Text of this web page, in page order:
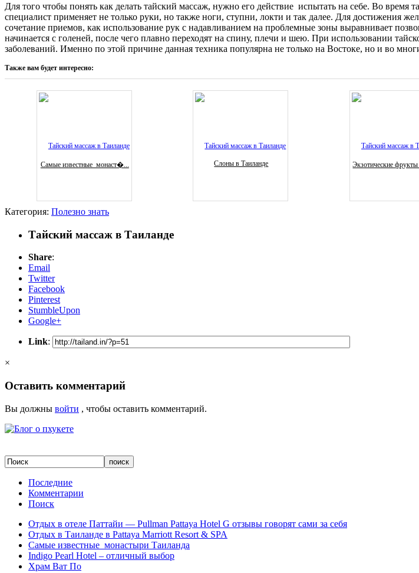
Для того чтобы понять как делать тайский массаж, нужно его действие испытать на себе. Во
специалист применяет не только руки, но также ноги, ступни, локти и так далее. Для достижения
сочетание приемов, как использование рук с надавливанием на проблемные зоны выравнивает
начинается с голеней, после чего плавно переходят на спину, плечи и шею. При использовании
заболеваний. Именно по этой причине данная техника популярна не только на Востоке, но и во
Также вам будет интересно:
Самые известные монаст�... Слоны в Таиланде Экзотические
Категория: Полезно знать
Тайский массаж в Таиланде
Share:
Email
Twitter
Facebook
Pinterest
StumbleUpon
Google+
Link:
×
Оставить комментарий
Вы должны войти , чтобы оставить комментарий.
Последние
Комментарии
Поиск
Отдых в отеле Паттайи — Pullman Pattaya Hotel G отзывы говорят сами за себя
Отдых в Таиланде в Pattaya Marriott Resort & SPA
Самые известные монастыри Таиланда
Indigo Pearl Hotel – отличный выбор
Храм Ват По